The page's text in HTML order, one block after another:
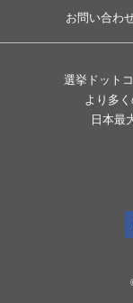
お問い合わ
選挙ドット
より多
日本最